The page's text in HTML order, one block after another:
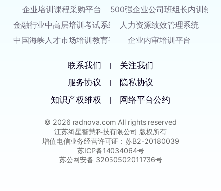
企业培训课程采购平台
500强企业公司班组长内训软件
金融行业中高层培训考试系统
人力资源绩效管理系统
中国海峡人才市场培训教育平台
企业内审培训平台
联系我们 |
关注我们
服务协议
|
隐私协议
知识产权维权
| 网络平台公约
© 2026 radnova.com All rights reserved
江苏绚星智慧科技有限公司 版权所有
增值电信业务经营许可证：苏B2-20180039
苏ICP备14034064号
苏公网安备 32050502011736号